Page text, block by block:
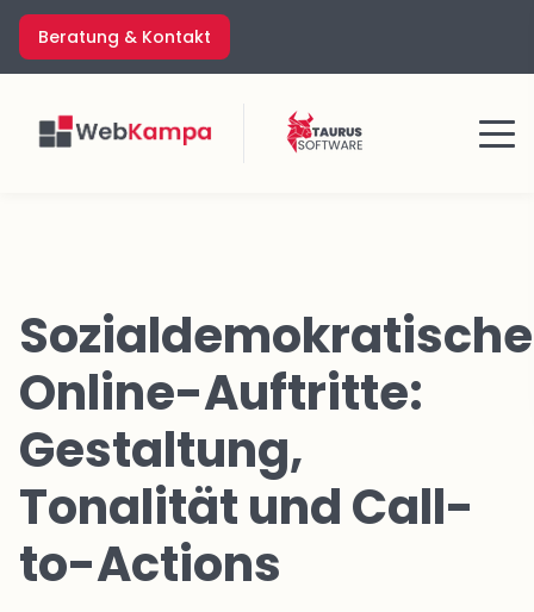
Zum
Inhalt
springen
Beratung & Kontakt
Menü
Sozialdemokratische
Online-Auftritte:
Gestaltung,
Tonalität und Call-
to-Actions